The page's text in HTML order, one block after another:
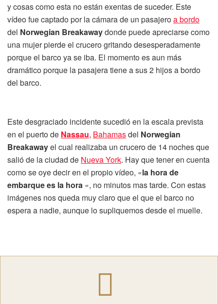
y cosas como esta no están exentas de suceder. Este
vídeo fue captado por la cámara de un pasajeroa bordo
del Norwegian Breakawaydonde puede apreciarse como
una mujer pierde el crucero gritando desesperadamente
porque el barco ya se iba. El momento es aun más
dramático porque la pasajera tiene a sus 2 hijos a bordo
del barco.
Este desgraciado incidente sucedió en la escala prevista
en el puerto de Nassau, Bahamasdel Norwegian
Breakawayel cual realizaba un crucero de 14 noches que
salió de la ciudad de Nueva York. Hay que tener en cuenta
como se oye decir en el propio vídeo, «la hora de
embarque es la hora «, no minutos mas tarde. Con estas
imágenes nos queda muy claro que el que el barco no
espera a nadie, aunque lo supliquemos desde el muelle.